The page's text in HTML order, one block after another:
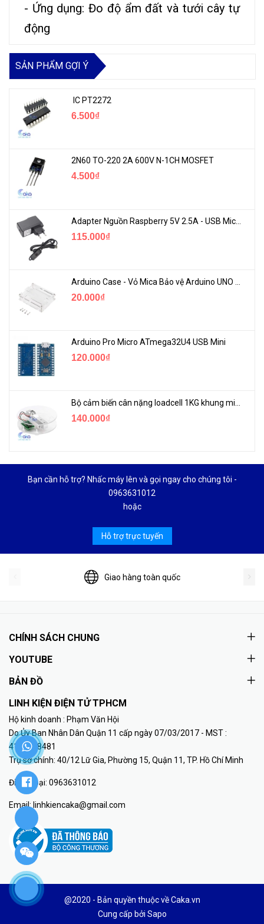
- Ứng dụng: Đo độ ẩm đất và tưới cây tự
động
SẢN PHẨM GỢI Ý
IC PT2272
6.500₫
2N60 TO-220 2A 600V N-1CH MOSFET
4.500₫
115.000₫
20.000₫
Arduino Pro Micro ATmega32U4 USB Mini
120.000₫
140.000₫
Bạn cần hỗ trợ? Nhấc máy lên và gọi ngay cho chúng tôi -
0963631012
hoặc
Hỗ trợ trực tuyến
Giao hàng toàn quốc
CHÍNH SÁCH CHUNG
YOUTUBE
BẢN ĐỒ
LINH KIỆN ĐIỆN TỬ TPHCM
Hộ kinh doanh : Phạm Văn Hội
Do Ủy Ban Nhân Dân Quận 11 cấp ngày 07/03/2017 - MST :
41K8018481
Trụ sở chính: 40/12 Lữ Gia, Phường 15, Quận 11, TP. Hồ Chí Minh
Điện thoại: 0963631012
Email: linhkiencaka@gmail.com
@2020 - Bản quyền thuộc về Caka.vn
Cung cấp bởi Sapo